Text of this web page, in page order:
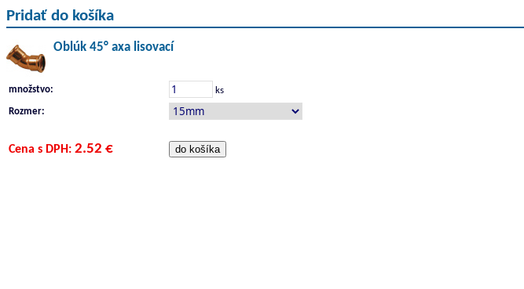
Pridať do košíka
Oblúk 45° axa lisovací
množstvo: ks
Rozmer:
Cena s DPH: 2.52 €